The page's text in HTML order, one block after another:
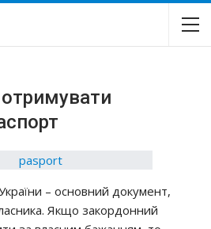
– основний документ,
Якщо закордонний